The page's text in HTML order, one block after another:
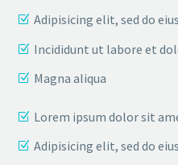
Adipisicing elit, sed do
Incididunt ut labore et
Magna aliqua
Lorem ipsum dolor sit
Adipisicing elit, sed do